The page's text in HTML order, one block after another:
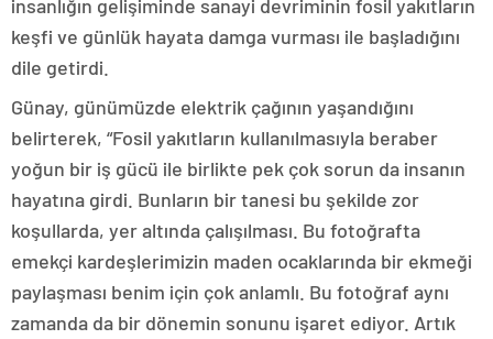
insanlığın gelişiminde sanayi devriminin fosil yakıtların
keşfi ve günlük hayata damga vurması ile başladığını
dile getirdi.
Günay, günümüzde elektrik çağının yaşandığını
belirterek, “Fosil yakıtların kullanılmasıyla beraber
yoğun bir iş gücü ile birlikte pek çok sorun da insanın
hayatına girdi. Bunların bir tanesi bu şekilde zor
koşullarda, yer altında çalışılması. Bu fotoğrafta
emekçi kardeşlerimizin maden ocaklarında bir ekmeği
paylaşması benim için çok anlamlı. Bu fotoğraf aynı
zamanda da bir dönemin sonunu işaret ediyor. Artık